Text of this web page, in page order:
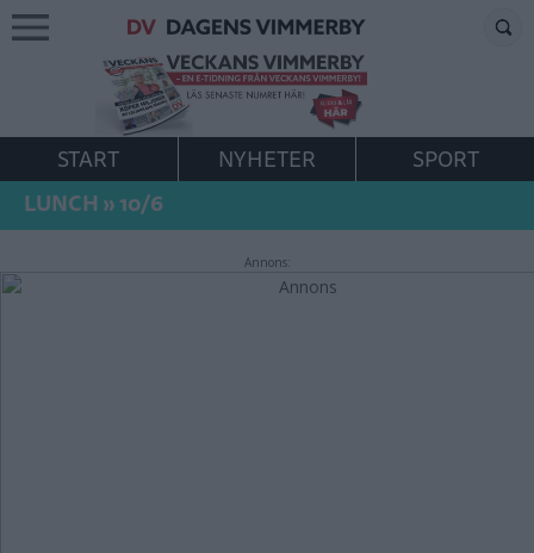
START NYHETER
SPORT
LUNCH »10/6
Annons: